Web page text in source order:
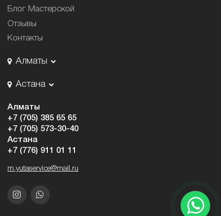
Блог Мастерской
Отзывы
Контакты
Алматы
Астана
Алматы
+7 (705) 385 65 65
+7 (705) 573-30-40
Астана
+7 (776) 911 01 11
m.yutaservice@mail.ru